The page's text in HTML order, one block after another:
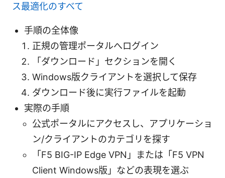
ス最適化のすべて
手順の全体像
正規の管理ポータルへログイン
「ダウンロード」セクションを開く
Windows版クライアントを選択して保存
ダウンロード後に実行ファイルを起動
実際の手順
公式ポータルにアクセスし、アプリケーショ
ン/クライアントのカテゴリを探す
「F5 BIG-IP Edge VPN」または「F5 VPN
Client Windows版」などの表現を選ぶ